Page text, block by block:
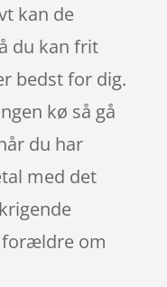
kan de
du kan frit
bedst for dig.
kø så gå
du har
med det
forældre om